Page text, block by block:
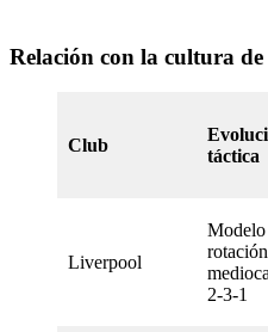
Relación con la cultura
Club
táctica
Liverpool
Modelo
2-3-1